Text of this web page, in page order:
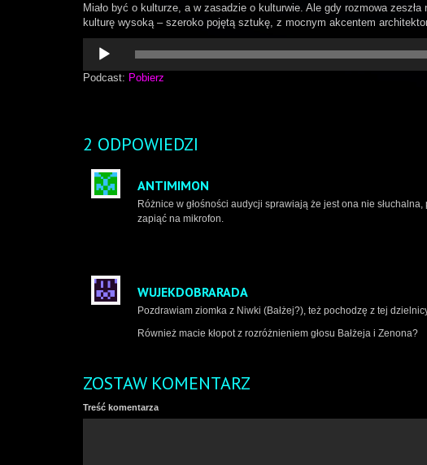
Miało być o kulturze, a w zasadzie o kulturwie. Ale gdy rozmowa
kulturę wysoką – szeroko pojętą sztukę, z mocnym akcentem
Odtwarzacz
plików
dźwiękowych
Podcast: Pobierz
2 ODPOWIEDZI
ANTIMIMON
Różnice w głośności audycji sprawiają że jest ona nie
zapiąć na mikrofon.
WUJEKDOBRARADA
Pozdrawiam ziomka z Niwki (Bałżej?), też pochodzę z tej
Również macie kłopot z rozróżnieniem głosu Bałżeja i Zenona?
ZOSTAW KOMENTARZ
Treść komentarza